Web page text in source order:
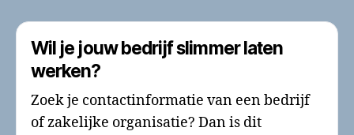
Wil je jouw bedrijf slimmer laten
werken?
Zoek je contactinformatie van een bedrijf
of zakelijke organisatie? Dan is dit